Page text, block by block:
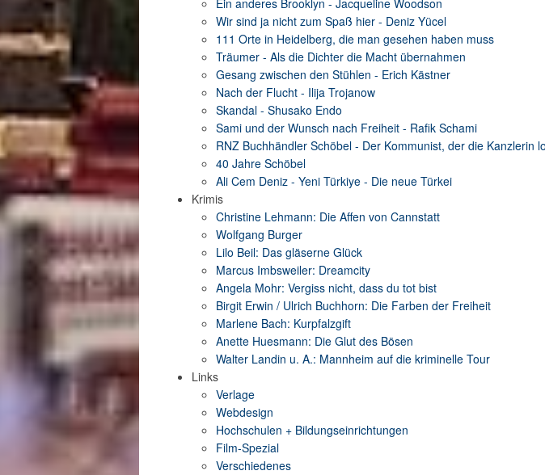
Ein anderes Brooklyn - Jacqueline Woodson
Wir sind ja nicht zum Spaß hier - Deniz Yücel
111 Orte in Heidelberg, die man gesehen haben muss
Träumer - Als die Dichter die Macht übernahmen
Gesang zwischen den Stühlen - Erich Kästner
Nach der Flucht - Ilija Trojanow
Skandal - Shusako Endo
Sami und der Wunsch nach Freiheit - Rafik Schami
RNZ Buchhändler Schöbel - Der Kommunist, der die Kanzlerin
40 Jahre Schöbel
Ali Cem Deniz - Yeni Türkiye - Die neue Türkei
Krimis
Christine Lehmann: Die Affen von Cannstatt
Wolfgang Burger
Lilo Beil: Das gläserne Glück
Marcus Imbsweiler: Dreamcity
Angela Mohr: Vergiss nicht, dass du tot bist
Birgit Erwin / Ulrich Buchhorn: Die Farben der Freiheit
Marlene Bach: Kurpfalzgift
Anette Huesmann: Die Glut des Bösen
Walter Landin u. A.: Mannheim auf die kriminelle Tour
Links
Verlage
Webdesign
Hochschulen + Bildungseinrichtungen
Film-Spezial
Verschiedenes